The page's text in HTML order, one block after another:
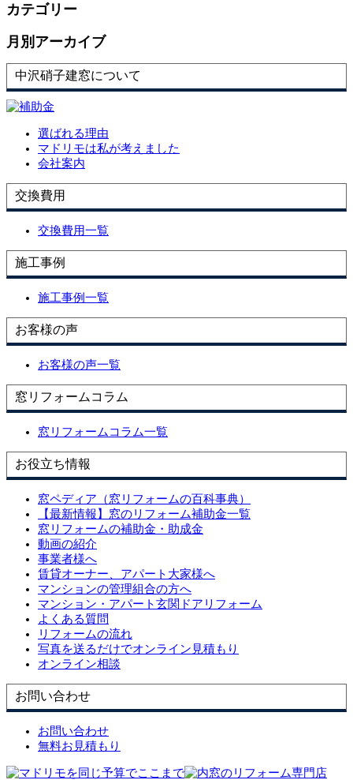
カテゴリー
月別アーカイブ
中沢硝子建窓について
選ばれる理由
マドリモは私が考えました
会社案内
交換費用
交換費用一覧
施工事例
施工事例一覧
お客様の声
お客様の声一覧
窓リフォームコラム
窓リフォームコラム一覧
お役立ち情報
窓ペディア（窓リフォームの百科事典）
【最新情報】窓のリフォーム補助金一覧
窓リフォームの補助金・助成金
動画の紹介
事業者様へ
賃貸オーナー、アパート大家様へ
マンションの管理組合の方へ
マンション・アパート玄関ドアリフォーム
よくある質問
リフォームの流れ
写真を送るだけでオンライン見積もり
オンライン相談
お問い合わせ
お問い合わせ
無料お見積もり